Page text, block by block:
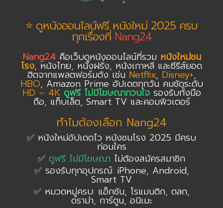
⭐ ดูหนังออนไลน์ฟรี หนังใหม่ 2025 ครบ
ทุกเรื่องที่ Nang24
Nang24คือเว็บดูหนังออนไลน์ที่รวม หนังใหม่ชน
โรง, หนังไทย, หนังฝรั่ง, หนังเกาหลี และซีรีส์ยอด
ฮิตจากแพลตฟอร์มดัง เช่น Netflix, Disney+,
HBO, Amazon Prime อัปเดตทุกวัน คมชัดระดับ
HD – 4K ดูฟรี ไม่มีโฆษณากวนใจรองรับทั้งมือ
ถือ, แท็บเล็ต, Smart TV และคอมพิวเตอร์
ทำไมต้องเลือก Nang24
✅ หนังใหม่อัปเดตไว หนังชนโรง 2025 มีครบ
ก่อนใคร
✅ ดูฟรี ไม่มีโฆษณา ไม่ต้องสมัครสมาชิก
✅ รองรับทุกอุปกรณ์: iPhone, Android,
Smart TV
✅ หมวดหมู่ครบ: แอ็กชัน, โรแมนติก, ตลก,
ดราม่า, การ์ตูน, อนิเมะ